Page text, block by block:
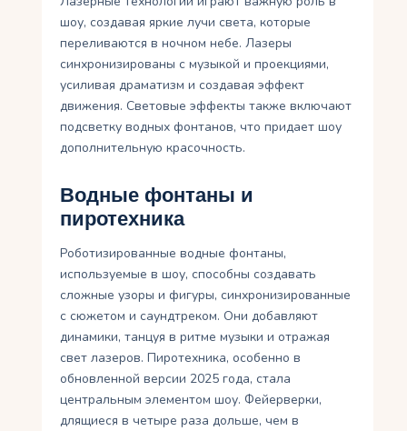
шоу, создавая яркие лучи света, которые
переливаются в ночном небе. Лазеры
синхронизированы с музыкой и проекциями,
усиливая драматизм и создавая эффект
движения. Световые эффекты также включают
подсветку водных фонтанов, что придает шоу
дополнительную красочность.
Водные фонтаны и
пиротехника
Роботизированные водные фонтаны,
используемые в шоу, способны создавать
сложные узоры и фигуры, синхронизированные
с сюжетом и саундтреком. Они добавляют
динамики, танцуя в ритме музыки и отражая
свет лазеров. Пиротехника, особенно в
обновленной версии 2025 года, стала
центральным элементом шоу. Фейерверки,
длящиеся в четыре раза дольше, чем в